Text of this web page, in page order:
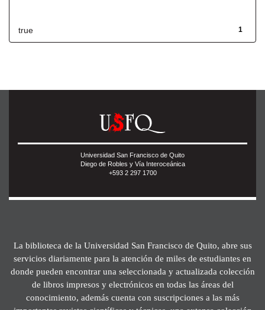
1
true
Universidad San Francisco de Quito
Diego de Robles y Vía Interoceánica
+593 2 297 1700
La biblioteca de la Universidad San Francisco de Quito, abre sus
servicios diariamente para la atención de miles de estudiantes en
donde pueden encontrar una seleccionada y actualizada colección
de libros impresos y electrónicos en todas las áreas del
conocimiento, además cuenta con suscripciones a las más